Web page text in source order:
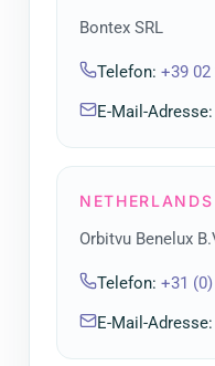
Bontex SRL
Telefon: +39 02
E-Mail-Adresse:
NETHERLANDS
Orbitvu Benelux
Telefon: +31
E-Mail-Adresse: